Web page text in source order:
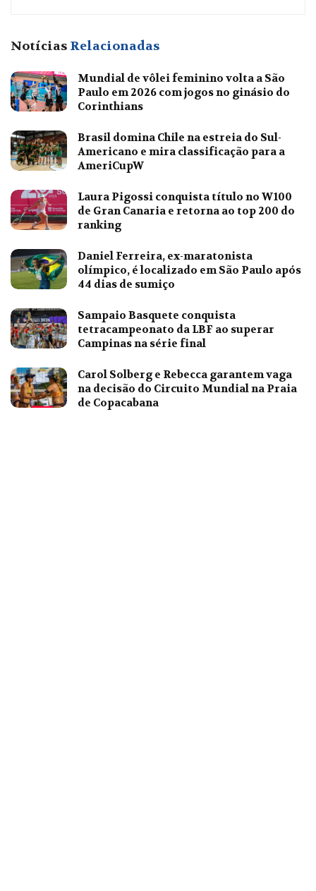
Notícias Relacionadas
Mundial de vôlei feminino volta a São
Paulo em 2026 com jogos no ginásio do
Corinthians
Brasil domina Chile na estreia do Sul-
Americano e mira classificação para a
AmeriCupW
Laura Pigossi conquista título no W100
de Gran Canaria e retorna ao top 200 do
ranking
Daniel Ferreira, ex-maratonista
olímpico, é localizado em São Paulo após
44 dias de sumiço
Sampaio Basquete conquista
tetracampeonato da LBF ao superar
Campinas na série final
Carol Solberg e Rebecca garantem vaga
na decisão do Circuito Mundial na Praia
de Copacabana